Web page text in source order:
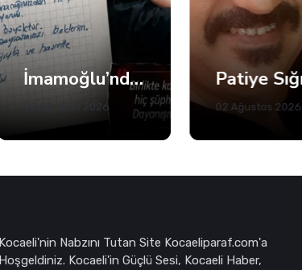
İmamoğlu’ndan Fatma Başkan’a Dayanışma Mektubu
02 Ağustos 2026 02 Ağustos 2026
Kocaeli'nin Nabzını Tutan Site Kocaeliparaf.com'a
Hoşgeldiniz. Kocaeli'in Güçlü Sesi, Kocaeli Haber,